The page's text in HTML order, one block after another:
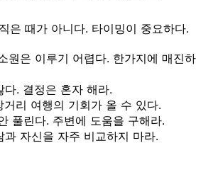
은 때가 아니다. 타이밍이 중요하다.
원은 이루기 어렵다. 한가지에 매진하
. 결정은 혼자 해라.
리 여행의 기회가 올 수 있다.
풀린다. 주변에 도움을 구해라.
과 자신을 자주 비교하지 마라.